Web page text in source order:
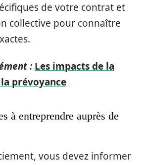
de votre contrat et
collective pour connaître
: Les impacts de la
prévoyance
à entreprendre auprès de
vous devez informer